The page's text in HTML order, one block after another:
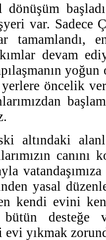
dönüşüm
var. Sadece
tamamlandı,
devam
öncelik
altındaki
yasal
kendi evini
bütün desteğe
yıkmak